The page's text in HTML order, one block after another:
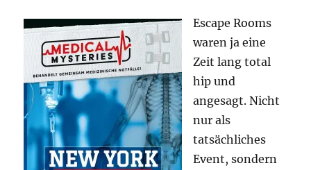
Escape Rooms
waren ja eine
Zeit lang total
hip und
angesagt. Nicht
nur als
tatsächliches
Event, sondern